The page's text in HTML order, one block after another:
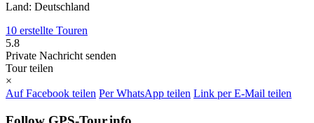
Land: Deutschland
10 erstellte Touren
5.8
Private Nachricht senden
Tour teilen
×
Auf Facebook teilen Per WhatsApp teilen Link per E-Mail teilen